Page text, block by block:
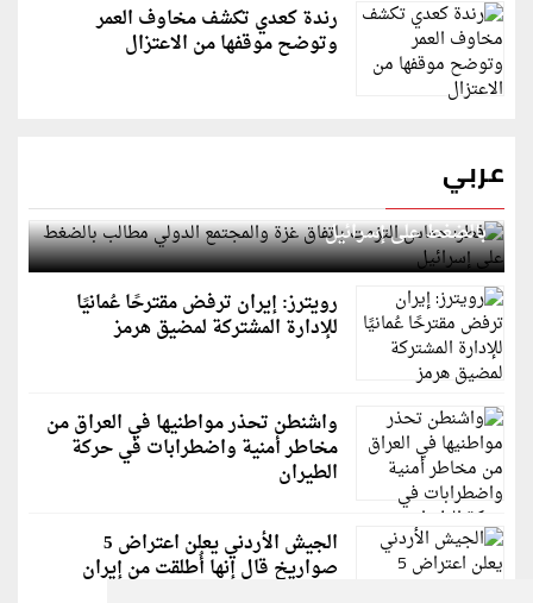
رندة كعدي تكشف مخاوف العمر
وتوضح موقفها من الاعتزال
عربي
قطر: حماس التزمت باتفاق غزة والمجتمع الدولي مطالب
بالضغط على إسرائيل
رويترز: إيران ترفض مقترحًا عُمانيًا
للإدارة المشتركة لمضيق هرمز
واشنطن تحذر مواطنيها في العراق من
مخاطر أمنية واضطرابات في حركة
الطيران
الجيش الأردني يعلن اعتراض 5
صواريخ قال إنها أُطلقت من إيران